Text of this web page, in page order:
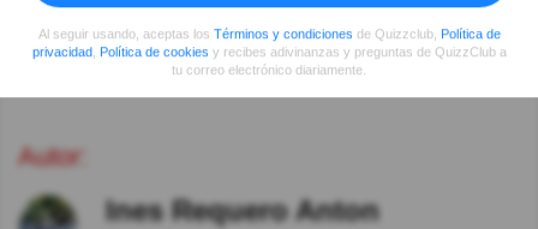
Alicia Paola Diaz Hace 5año(s)
Es como bien lógica la respuesta
Autor:
Ines Requero Anton
Al seguir usando, aceptas los Términos y condiciones de Quizzclub, Política de
privacidad
Política de cookies y recibes adivinanzas y preguntas de QuizzClub a
tu correo electrónico diariamente.